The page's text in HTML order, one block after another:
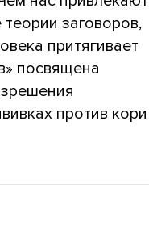
заговоров,
притягивает
посвящена
против кори